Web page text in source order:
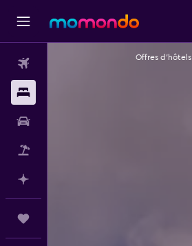
Offres d’hôtels